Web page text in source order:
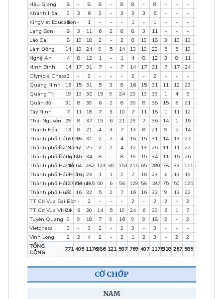
Hậu Giang
8 - 8 8 - 8 8 - 8 - - -
Khánh Hòa
3 3 6 3 - 3 3 3 6 - - -
KingViet Education
1 - 1 - - - 1 - 1 - - -
Lạng Sơn
8 3 11 6 2 8 8 3 11 - - -
Lào Cai
8 10 18 2 - 2 8 10 18 3 10 13
Lâm Đồng
14 10 24 9 5 14 13 10 23 5 5 10
Nghệ An
4 8 12 1 - 1 4 8 12 3 8 11
Ninh Bình
14 17 31 7 - 7 14 17 31 7 17 24
Olympia Chess2 - 2 - - - 2 - 2 - - -
Quảng Ninh
16 15 31 5 3 8 16 15 31 11 12 23
Quảng Trị
19 13 32 15 9 24 20 13 33 1 4 5 20
Quân đội
31 8 39 6 2 8 30 8 38 15 6 21 32
Tây Ninh
7 11 18 7 3 10 7 11 18 1 11 12
Thái Nguyên 29 8 37 15 6 21 29 7 36 14 1 15 29
Thanh Hóa
13 8 21 4 3 7 13 8 21 9 5 14
Thành phố Cần Thơ
16 15 31 2 2 4 16 15 31 14 13 27
Thành phố Đà Nẵng
13 12 25 2 2 4 12 13 25 11 11 22
Thành phố Đồng Nai
19 15 34 8 - 8 19 15 34 11 15 26
Thành phố Hà Nội
218 64 282 123 30 153 215 65 280 78 33 111 220
Thành phố Hải Phòng
7 16 23 1 1 2 7 16 23 6 13 19
Thành phố Hồ Chí Minh
127 58 185 50 6 56 129 58 187 75 50 125 129
Thành phố Huế16 16 32 5 2 7 16 16 32 9 13 22
TT Cờ Vua Sài Gòn
2 - 2 - - - 2 - 2 2 - 2
TT Cờ Vua VNCA
24 6 30 14 5 19 24 6 30 6 1 7 24
Tuyên Quang 9 9 18 7 9 16 9 9 18 2 - 2
Vietchess
3 - 3 2 - 2 3 - 3 - - -
Vĩnh Long
2 2 4 2 - 2 1 2 3 - 2 2
TỔNG
CỘNG
771 405 1176386 121 507 769 407 1176318 267 585 782
CỜ CHỚP
NAM